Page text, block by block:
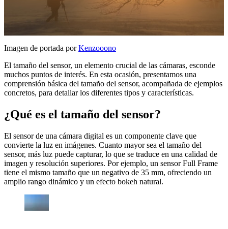
Imagen de portada porKenzooono
El tamaño del sensor, un elemento crucial de las cámaras, esconde
muchos puntos de interés. En esta ocasión, presentamos una
comprensión básica del tamaño del sensor, acompañada de ejemplos
concretos, para detallar los diferentes tipos y características.
¿Qué es el tamaño del sensor?
El sensor de una cámara digital es un componente clave que
convierte la luz en imágenes. Cuanto mayor sea el tamaño del
sensor, más luz puede capturar, lo que se traduce en una calidad de
imagen y resolución superiores. Por ejemplo, un sensor Full Frame
tiene el mismo tamaño que un negativo de 35 mm, ofreciendo un
amplio rango dinámico y un efecto bokeh natural.